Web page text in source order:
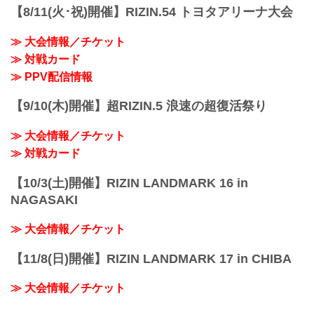
【8/11(火･祝)開催】RIZIN.54 トヨタアリーナ大会
≫ 大会情報／チケット
≫ 対戦カード
≫ PPV配信情報
【9/10(木)開催】超RIZIN.5 浪速の超復活祭り
≫ 大会情報／チケット
≫ 対戦カード
【10/3(土)開催】RIZIN LANDMARK 16 in
NAGASAKI
≫ 大会情報／チケット
【11/8(日)開催】RIZIN LANDMARK 17 in CHIBA
≫ 大会情報／チケット